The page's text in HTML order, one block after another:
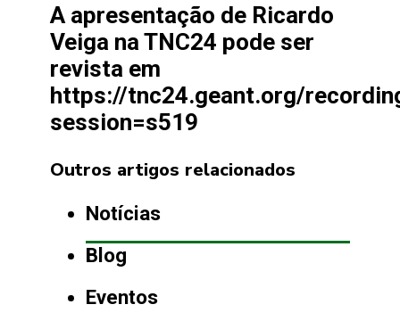
A apresentação de Ricardo
Veiga na TNC24 pode ser
revista em
https://tnc24.geant.org/
session=s519
Outros artigos relacionados
Notícias
Blog
Eventos